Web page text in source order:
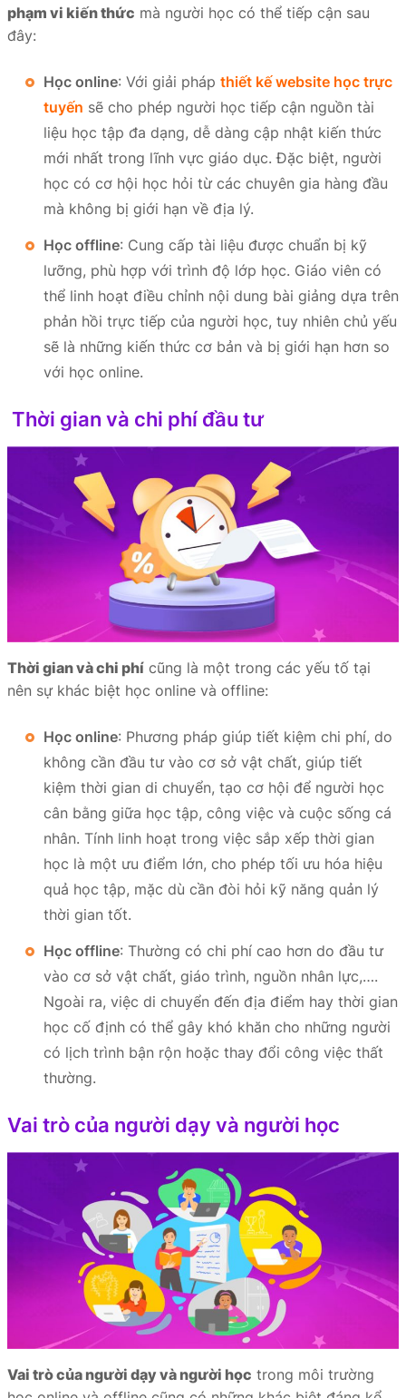
phạm vi kiến thức mà người học có thể tiếp cận sau
đây:
Học online: Với giải pháp thiết kế website học trực
tuyến sẽ cho phép người học tiếp cận nguồn tài
liệu học tập đa dạng, dễ dàng cập nhật kiến thức
mới nhất trong lĩnh vực giáo dục. Đặc biệt, người
học có cơ hội học hỏi từ các chuyên gia hàng đầu
mà không bị giới hạn về địa lý.
Học offline: Cung cấp tài liệu được chuẩn bị kỹ
lưỡng, phù hợp với trình độ lớp học. Giáo viên có
thể linh hoạt điều chỉnh nội dung bài giảng dựa trên
phản hồi trực tiếp của người học, tuy nhiên chủ yếu
sẽ là những kiến thức cơ bản và bị giới hạn hơn so
với học online.
Thời gian và chi phí đầu tư
Thời gian và chi phí cũng là một trong các yếu tố tại
nên sự khác biệt học online và offline:
Học online: Phương pháp giúp tiết kiệm chi phí, do
không cần đầu tư vào cơ sở vật chất, giúp tiết
kiệm thời gian di chuyển, tạo cơ hội để người học
cân bằng giữa học tập, công việc và cuộc sống cá
nhân. Tính linh hoạt trong việc sắp xếp thời gian
học là một ưu điểm lớn, cho phép tối ưu hóa hiệu
quả học tập, mặc dù cần đòi hỏi kỹ năng quản lý
thời gian tốt.
Học offline: Thường có chi phí cao hơn do đầu tư
vào cơ sở vật chất, giáo trình, nguồn nhân lực,….
Ngoài ra, việc di chuyển đến địa điểm hay thời gian
học cố định có thể gây khó khăn cho những người
có lịch trình bận rộn hoặc thay đổi công việc thất
thường.
Vai trò của người dạy và người học
Vai trò của người dạy và người học trong môi trường